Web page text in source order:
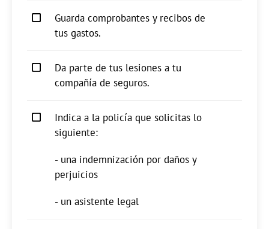
Guarda comprobantes y recibos de
tus gastos.
Da parte de tus lesiones a tu
compañía de seguros.
Indica a la policía que solicitas lo
siguiente:
- una indemnización por daños y
perjuicios
- un asistente legal